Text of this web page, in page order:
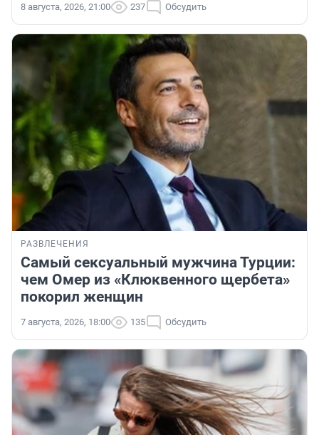
8 августа, 2026, 21:00 237 Обсудить
РАЗВЛЕЧЕНИЯ
Самый сексуальный мужчина Турции:
чем Омер из «Клюквенного щербета»
покорил женщин
7 августа, 2026, 18:00 135 Обсудить